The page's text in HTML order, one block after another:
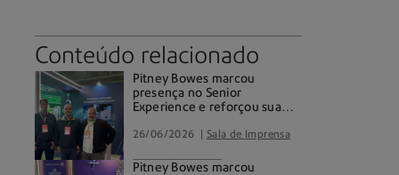
Conteúdo relacionado
Pitney Bowes marcou
presença no Senior
Experience e reforçou sua
intralogística
26/06/2026 Sala de Imprensa
Pitney Bowes marcou